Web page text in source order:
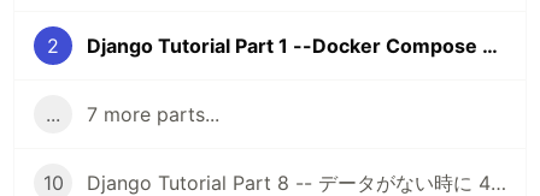
2 Django Tutorial Part 1 --Docker Compose で polls アプリとその urls と views を作成して HttpResponse を確認する
... 7 more parts...
10 Django Tutorial Part 8 -- データがない時に 404 のページを出すようにする